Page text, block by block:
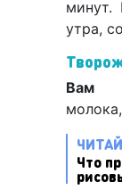
минут.
утра,
Вам
Что